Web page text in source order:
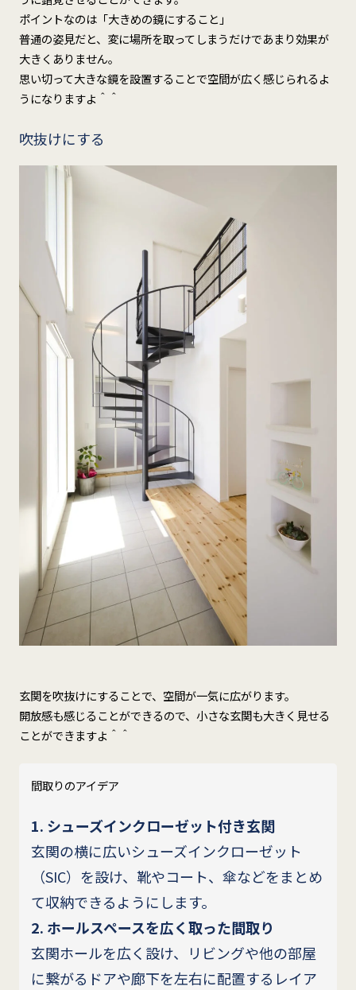
ポイントなのは「大きめの鏡にすること」
普通の姿見だと、変に場所を取ってしまうだけであまり効果が
大きくありません。
思い切って大きな鏡を設置することで空間が広く感じられるよ
うになりますよ＾＾
吹抜けにする
玄関を吹抜けにすることで、空間が一気に広がります。
開放感も感じることができるので、小さな玄関も大きく見せる
ことができますよ＾＾
間取りのアイデア
1. シューズインクローゼット付き玄関
玄関の横に広いシューズインクローゼット
（SIC）を設け、靴やコート、傘などをまとめ
て収納できるようにします。
2. ホールスペースを広く取った間取り
玄関ホールを広く設け、リビングや他の部屋
に繋がるドアや廊下を左右に配置するレイア